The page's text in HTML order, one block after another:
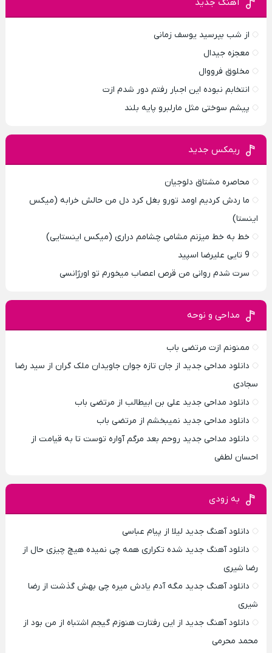
از شب بپرسید یوسف زمانی
معجزه جیدال
مخلوق فرووال
انتخابم نبوده این اجبار رفتم دور شدم ازت
پیشم سوختی مثل مارلبرو پایه بلند
ریمکس جدید
محاصره مشتاق دلوجیان
ما ردش کردیم اومد تورو بغل کرد دل من حالش خرابه (میکس
اینستا)
خط به خط میزنم مشامی چشامم دراری (میکس اینستایی)
9 تایی علیرضا اسپید
سرت شدم روانی من قرص اعصاب میخورم تو اورژانسی
مداحی و نوحه
ممنونم ازت مرتضی باب
دانلود مداحی جدید از جان تازه جوان جاویدان ملک گران از سید رضا
سجادی
دانلود مداحی جدید علی بن ابیطالب از مرتضی باب
دانلود مداحی جدید نمیبخشم از مرتضی باب
دانلود مداحی جدید روحم بعد مرگم آواره توست تا به قیامت از
احسان لطفی
به زودی
دانلود آهنگ جدید لیلا از پیام عباسی
دانلود آهنگ جدید شده تکراری همه چی نمیده هیچ چیزی حال از
رضا شیری
دانلود آهنگ جدید مگه آدم یادش میره چی بهش گذشت از رضا
شیری
دانلود آهنگ جدید از این رفتارت هنوزم گیجم اشتباه از من بود از
محمد محرمی